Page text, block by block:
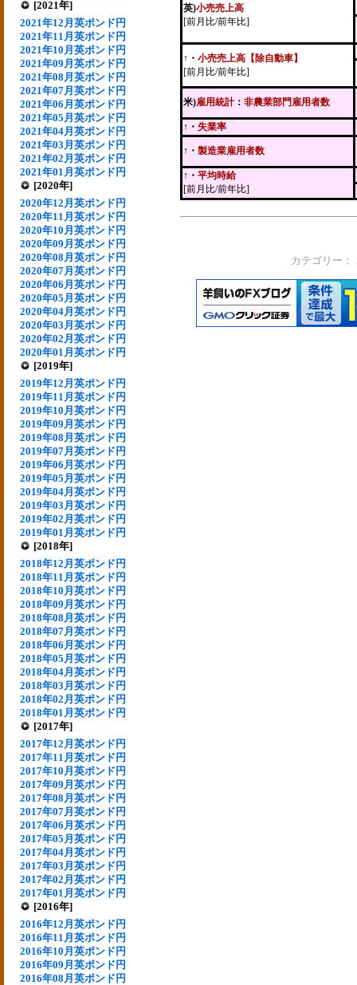
[2021年]
2021年12月英ポンド円
2021年11月英ポンド円
2021年10月英ポンド円
2021年09月英ポンド円
2021年08月英ポンド円
2021年07月英ポンド円
2021年06月英ポンド円
2021年05月英ポンド円
2021年04月英ポンド円
2021年03月英ポンド円
2021年02月英ポンド円
2021年01月英ポンド円
[2020年]
2020年12月英ポンド円
2020年11月英ポンド円
2020年10月英ポンド円
2020年09月英ポンド円
2020年08月英ポンド円
2020年07月英ポンド円
2020年06月英ポンド円
2020年05月英ポンド円
2020年04月英ポンド円
2020年03月英ポンド円
2020年02月英ポンド円
2020年01月英ポンド円
[2019年]
2019年12月英ポンド円
2019年11月英ポンド円
2019年10月英ポンド円
2019年09月英ポンド円
2019年08月英ポンド円
2019年07月英ポンド円
2019年06月英ポンド円
2019年05月英ポンド円
2019年04月英ポンド円
2019年03月英ポンド円
2019年02月英ポンド円
2019年01月英ポンド円
[2018年]
2018年12月英ポンド円
2018年11月英ポンド円
2018年10月英ポンド円
2018年09月英ポンド円
2018年08月英ポンド円
2018年07月英ポンド円
2018年06月英ポンド円
2018年05月英ポンド円
2018年04月英ポンド円
2018年03月英ポンド円
2018年02月英ポンド円
2018年01月英ポンド円
[2017年]
2017年12月英ポンド円
2017年11月英ポンド円
2017年10月英ポンド円
2017年09月英ポンド円
2017年08月英ポンド円
2017年07月英ポンド円
2017年06月英ポンド円
2017年05月英ポンド円
2017年04月英ポンド円
2017年03月英ポンド円
2017年02月英ポンド円
2017年01月英ポンド円
[2016年]
2016年12月英ポンド円
2016年11月英ポンド円
2016年10月英ポンド円
2016年09月英ポンド円
2016年08月英ポンド円
英)小売売上高
[前月比/前年比]
↑ ・ 小売売上高【除自動車】
[前月比/前年比]
米)雇用統計： 非農業部門雇用者数
↑・ 失業率
↑・ 製造業雇用者数
↑・ 平均時給
[前月比/前年比]
カテゴリー：